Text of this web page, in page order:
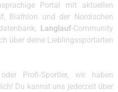
Portal mit aktuellen
Biathlon und der Nordischen
Langlauf-Community
über deine Lieblingssportarten
Profi-Sportler, wir haben
Du kannst uns jederzeit über